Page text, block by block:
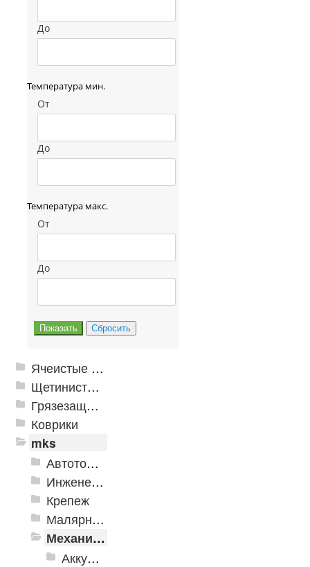
До
Температура мин.
От
До
Температура макс.
От
До
Ячеистые грязезащитные покрытия
Щетинистые покрытия
Грязезащитные, влаговпитывающие покрытия
Коврики
mks
Автотовары
Инженерная сантехника и инструменты
Крепеж
Малярно-штукатурные инструменты
Механизированные инструменты
Аккумуляторный инструмент